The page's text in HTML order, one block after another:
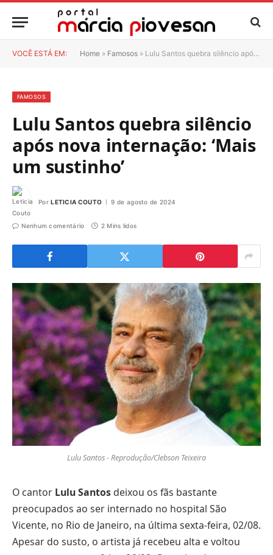
VOCÊ ESTÁ EM: Home » Famosos » Lulu Santos quebra silêncio após nova internação: ‘Mais um sustinho’
FAMOSOS
Lulu Santos quebra silêncio
após nova internação: ‘Mais
um sustinho’
Por LETICIA COUTO 9 de agosto de 2024
Nenhum comentário 2 Mins lidos
Lulu Santos - Reprodução/Clebson Teixeira
O cantor Lulu Santos deixou os fãs bastante
preocupados ao ser internado no hospital São
Vicente, no Rio de Janeiro, na última sexta-feira, 02/08.
Apesar do susto, o artista já recebeu alta e voltou